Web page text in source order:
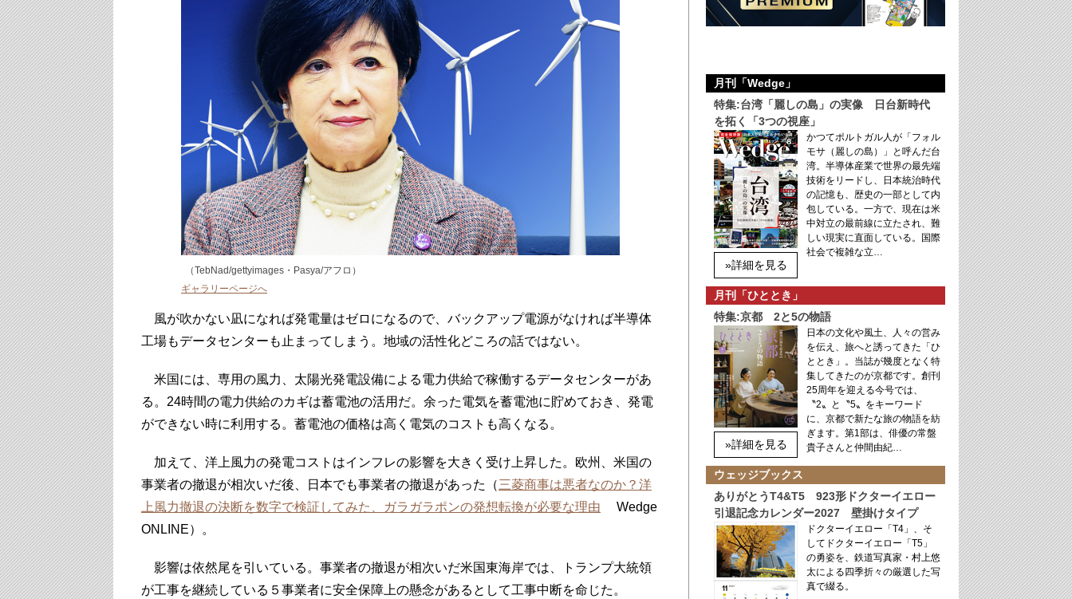
（TebNad/gettyimages・Pasya/アフロ）
ギャラリーページへ
風が吹かない凪になれば発電量はゼロになるので、バックアップ電源がなければ半導体
工場もデータセンターも止まってしまう。地域の活性化どころの話ではない。
米国には、専用の風力、太陽光発電設備による電力供給で稼働するデータセンターがあ
る。24時間の電力供給のカギは蓄電池の活用だ。余った電気を蓄電池に貯めておき、発電
ができない時に利用する。蓄電池の価格は高く電気のコストも高くなる。
加えて、洋上風力の発電コストはインフレの影響を大きく受け上昇した。欧州、米国の
事業者の撤退が相次いだ後、日本でも事業者の撤退があった（三菱商事は悪者なのか？洋
上風力撤退の決断を数字で検証してみた、ガラガラポンの発想転換が必要な理由 Wedge
ONLINE）。
影響は依然尾を引いている。事業者の撤退が相次いだ米国東海岸では、トランプ大統領
が工事を継続している５事業者に安全保障上の懸念があるとして工事中断を命じた。
月刊「Wedge」
特集:台湾「麗しの島」の実像 日台新時代
を拓く「3つの視座」
»詳細を見る
かつてポルトガル人が「フォル
モサ（麗しの島）」と呼んだ台
湾。半導体産業で世界の最先端
技術をリードし、日本統治時代
の記憶も、歴史の一部として内
包している。一方で、現在は米
中対立の最前線に立たされ、難
しい現実に直面している。国際
社会で複雑な立…
月刊「ひととき」
特集:京都 2と5の物語
»詳細を見る
日本の文化や風土、人々の営み
を伝え、旅へと誘ってきた「ひ
ととき」。当誌が幾度となく特
集してきたのが京都です。創刊
25周年を迎える今号では、
〝2〟と〝5〟をキーワード
に、京都で新たな旅の物語を紡
ぎます。第1部は、俳優の常盤
貴子さんと仲間由紀…
ウェッジブックス
ありがとうT4&T5 923形ドクターイエロー
引退記念カレンダー2027 壁掛けタイプ
ドクターイエロー「T4」、そ
してドクターイエロー「T5」
の勇姿を、鉄道写真家・村上悠
太による四季折々の厳選した写
真で綴る。